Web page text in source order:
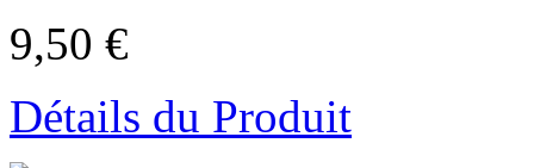
9,50 €
Détails du Produit